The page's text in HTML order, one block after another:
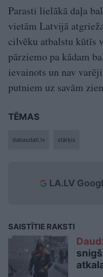
Parasti lielākā daļa
vietām Latvijā
cilvēku atbalstu kūtīs
pārziemo pa kādam
ievainots un nav
putniem uz savām
TĒMAS
dabasdati.lv stārķis
LA.LV
SAISTĪTIE RAKSTI